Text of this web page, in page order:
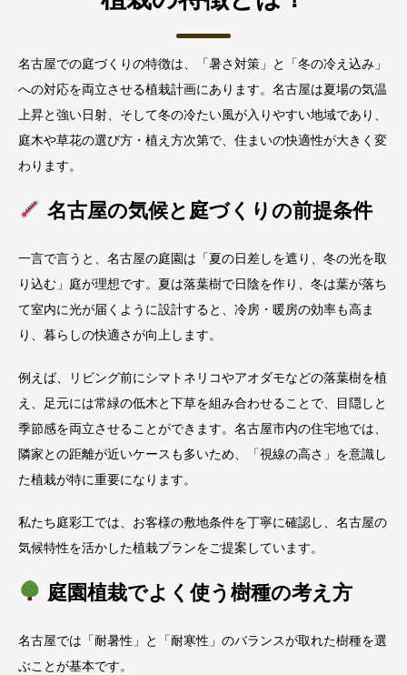
名古屋での庭づくりの特徴は、「暑さ対策」と「冬の冷え込み」
への対応を両立させる植栽計画にあります。名古屋は夏場の気温
上昇と強い日射、そして冬の冷たい風が入りやすい地域であり、
庭木や草花の選び方・植え方次第で、住まいの快適性が大きく変
わります。
名古屋の気候と庭づくりの前提条件
一言で言うと、名古屋の庭園は「夏の日差しを遮り、冬の光を取
り込む」庭が理想です。夏は落葉樹で日陰を作り、冬は葉が落ち
て室内に光が届くように設計すると、冷房・暖房の効率も高ま
り、暮らしの快適さが向上します。
例えば、リビング前にシマトネリコやアオダモなどの落葉樹を植
え、足元には常緑の低木と下草を組み合わせることで、目隠しと
季節感を両立させることができます。名古屋市内の住宅地では、
隣家との距離が近いケースも多いため、「視線の高さ」を意識し
た植栽が特に重要になります。
私たち庭彩工では、お客様の敷地条件を丁寧に確認し、名古屋の
気候特性を活かした植栽プランをご提案しています。
庭園植栽でよく使う樹種の考え方
名古屋では「耐暑性」と「耐寒性」のバランスが取れた樹種を選
ぶことが基本です。